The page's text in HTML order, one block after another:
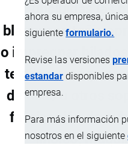
ahora su empresa,
siguienteformulario.
Revise las versiones
estandar disponibles
empresa.
Para más información
nosotros en el siguiente
(incluidas las
blanquear, teñir,
o impregnar
textiles y
de telas u otros
fabricación de
linóleo;